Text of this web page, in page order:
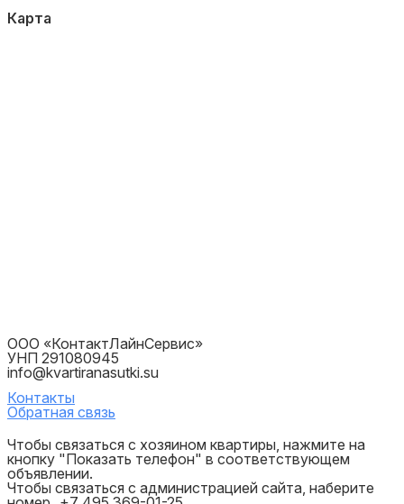
Карта
ООО «КонтактЛайнСервис»
УНП 291080945
info@kvartiranasutki.su
Контакты
Обратная связь
Чтобы связаться с хозяином квартиры, нажмите на
кнопку "Показать телефон" в соответствующем
объявлении.
Чтобы связаться с администрацией сайта, наберите